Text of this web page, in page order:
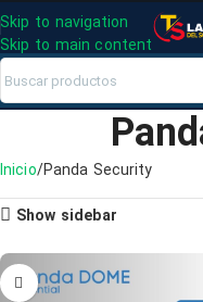
Skip to navigation
Skip to main content
Inicio Panda Security
Show sidebar